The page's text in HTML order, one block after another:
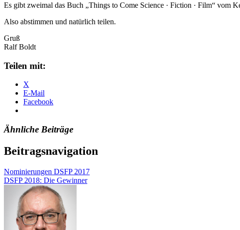
Es gibt zweimal das Buch „Things to Come Science · Fiction · Film“
Also abstimmen und natürlich teilen.
Gruß
Ralf Boldt
Teilen mit:
X
E-Mail
Facebook
Ähnliche Beiträge
Beitragsnavigation
Nominierungen DSFP 2017
DSFP 2018: Die Gewinner